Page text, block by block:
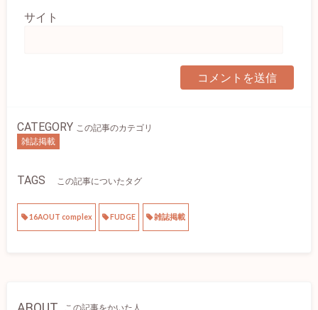
サイト
CATEGORY この記事のカテゴリ
雑誌掲載
TAGS この記事についたタグ
16AOUT complex FUDGE 雑誌掲載
この記事をかいた人